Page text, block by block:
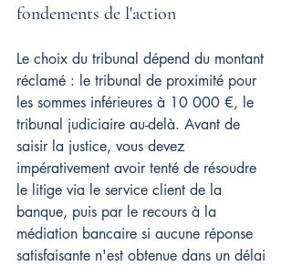
fondements de l'action
Le choix du tribunal dépend du montant
réclamé : le tribunal de proximité pour
les sommes inférieures à 10 000 €, le
tribunal judiciaire au-delà. Avant de
saisir la justice, vous devez
impérativement avoir tenté de résoudre
le litige via le service client de la
banque, puis par le recours à la
médiation bancaire si aucune réponse
satisfaisante n'est obtenue dans un délai